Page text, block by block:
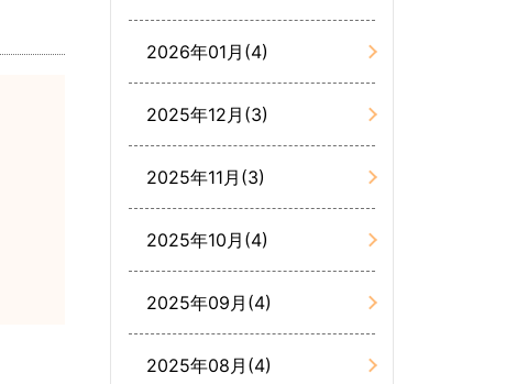
2026年01月(4)
2025年12月(3)
2025年11月(3)
2025年10月(4)
2025年09月(4)
2025年08月(4)